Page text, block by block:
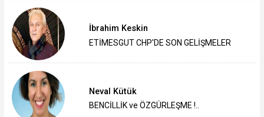
İbrahim Keskin
ETİMESGUT CHP'DE SON GELİŞMELER
Neval Kütük
BENCİLLİK ve ÖZGÜRLEŞME !..